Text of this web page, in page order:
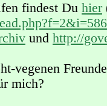
findest Du hier
und http://
vegenen
mich?